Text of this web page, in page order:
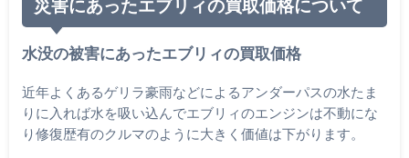
災害にあったエブリィの買取価格について
水没の被害にあったエブリィの買取価格
近年よくあるゲリラ豪雨などによるアンダーパスの水たま
りに入れば水を吸い込んでエブリィのエンジンは不動にな
り修復歴有のクルマのように大きく価値は下がります。